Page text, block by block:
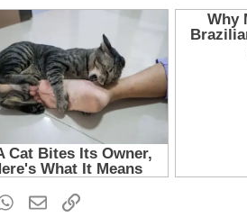
WhatsApp
EmailLink